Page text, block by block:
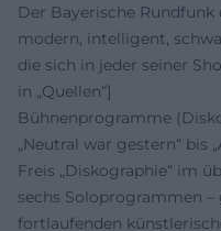
Der Bayerische
modern, intelligent,
die sich in jeder seiner
in „Quellen“]
Bühnenprogramme
„Neutral war gestern“ bis
Freis „Diskographie“ im
sechs Soloprogrammen
fortlaufenden